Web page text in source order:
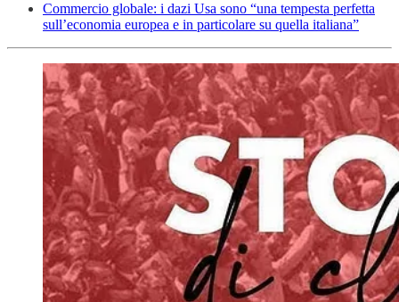
Commercio globale: i dazi Usa sono “una tempesta perfetta
sull’economia europea e in particolare su quella italiana”